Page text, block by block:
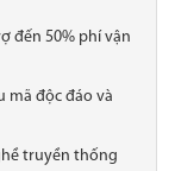
đến 50% phí vận
mã độc đáo và
truyền thống